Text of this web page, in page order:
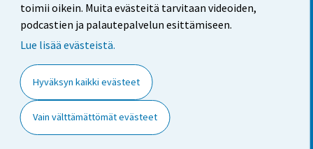
toimii oikein. Muita evästeitä tarvitaan videoiden,
podcastien ja palautepalvelun esittämiseen.
Lue lisää evästeistä.
Hyväksyn kaikki evästeet
Vain välttämättömät evästeet
Käyttöehdot
Saavutettavuus
Tietoa sivustosta
Evästeasetukset